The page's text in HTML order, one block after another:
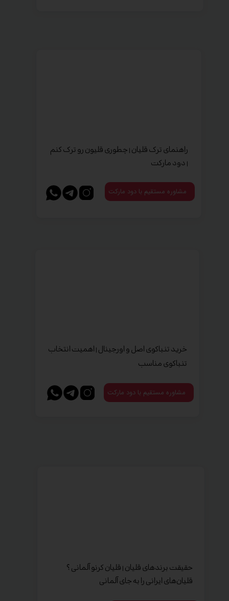
راهنمای ترک قلیان | چطوری قلیون رو ترک کنم
| دود مارکت
مشاوره مستقیم با دود مارکت
خرید تنباکوی اصل و اورجینال | اهمیت انتخاب
تنباکوی مناسب
مشاوره مستقیم با دود مارکت
حقیقت برندهای قلیان | قلیان کرنو آلمانی ؟
قلیان‌های ایرانی را به جای آلمانی